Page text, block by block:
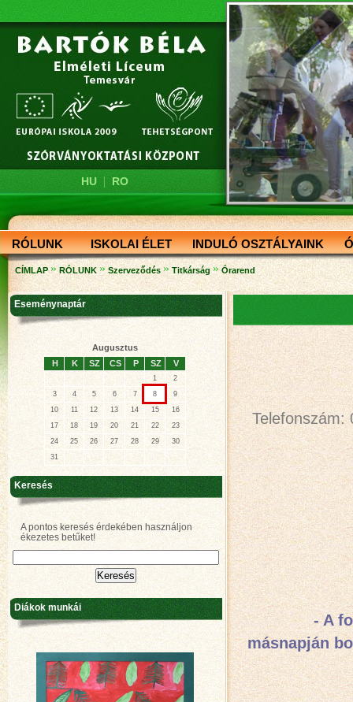
HU| RO
RÓLUNK ISKOLAI ÉLET INDULÓ OSZTÁLYAINK
CÍMLAP » RÓLUNK » Szerveződés » Titkárság » Órarend
Telefonszám:
- A folyó
másnapján
Eseménynaptár
Augusztus
H
K SZ CS P SZ V
1
2
3
4 5 6 7 8
9
10
11 12 13 14 15
16
17
18 19 20 21 22
23
24
25 26 27 28 29
30
31
Keresés
A pontos keresés érdekében használjon
ékezetes betűket!
Diákok munkái